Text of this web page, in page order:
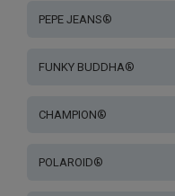
PEPE JEANS®
FUNKY BUDDHA®
CHAMPION®
POLAROID®